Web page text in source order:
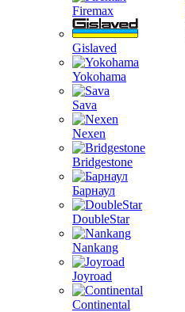
Firemax
Gislaved
Yokohama
Sava
Nexen
Bridgestone
Барнаул
DoubleStar
Nankang
Joyroad
Continental